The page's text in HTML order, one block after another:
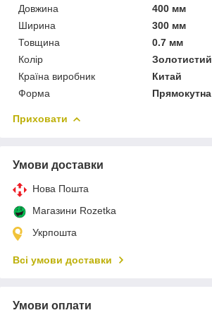
Довжина
400 мм
Ширина
300 мм
Товщина
0.7 мм
Колір
Золотистий
Країна виробник
Китай
Форма
Прямокутна
Приховати
Умови доставки
Нова Пошта
Магазини Rozetka
Укрпошта
Всі умови доставки
Умови оплати